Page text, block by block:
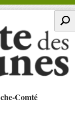
Comté